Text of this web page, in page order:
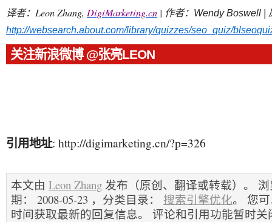
译者：Leon Zhang, DigiMarketing.cn | 作者： Wendy Boswell |
http://websearch.about.com/library/quizzes/seo_quiz/
关注新浪微博 @张亮LEON
引用地址: http://digimarketing.cn/?p=326
本文由 Leon Zhang 发布（原创、翻译或转载）。
期： 2008-05-23 ，分类目录： 搜索引擎优化。 您
时间获取最新的回复信息。 评论和引用功能暂时关